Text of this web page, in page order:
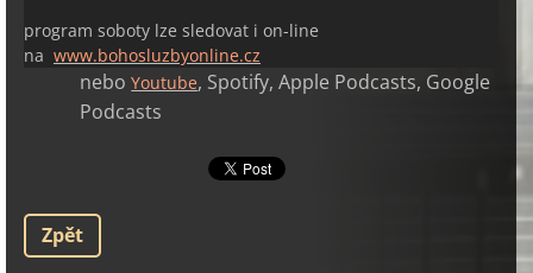
program soboty lze sledovat i on-line
na www.bohosluzbyonline.cz
neboYoutube, Spotify, Apple Podcasts, Google
Podcasts
Zpět